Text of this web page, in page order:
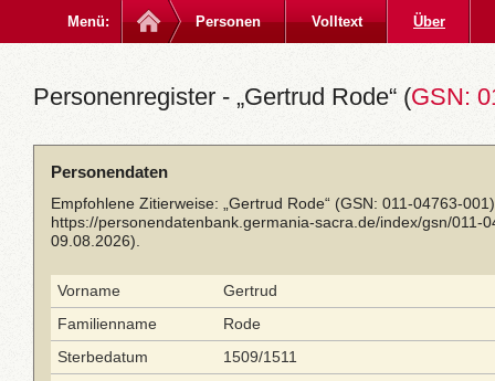
Menü: Personen Volltext Über
Personenregister - „Gertrud Rode“ (GSN:
Personendaten
Empfohlene Zitierweise: „Gertrud Rode“ (GSN: 011-04763-
https://personendatenbank.germania-sacra.de/index/gsn/011-
09.08.2026).
Vorname
Gertrud
Familienname
Rode
Sterbedatum
1509/1511